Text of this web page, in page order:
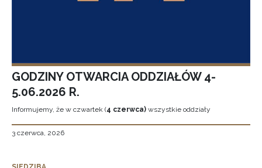
GODZINY OTWARCIA ODDZIAŁÓW 4-
5.06.2026 R.
Informujemy, że w czwartek (4 czerwca) wszystkie oddziały
3 czerwca, 2026